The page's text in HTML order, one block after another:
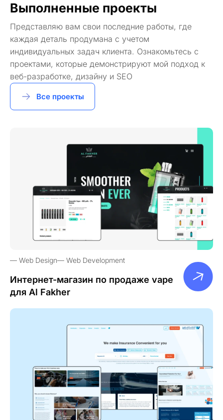
Выполненные проекты
Представляю вам свои последние работы, где
каждая деталь продумана с учетом
индивидуальных задач клиента. Ознакомьтесь с
проектами, которые демонстрируют мой подход к
веб-разработке, дизайну и SEO
Все проекты
Web Design Web Development
Интернет-магазин по продаже vape
для Al Fakher